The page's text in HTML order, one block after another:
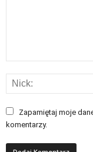
Zapamiętaj moje
komentarzy.